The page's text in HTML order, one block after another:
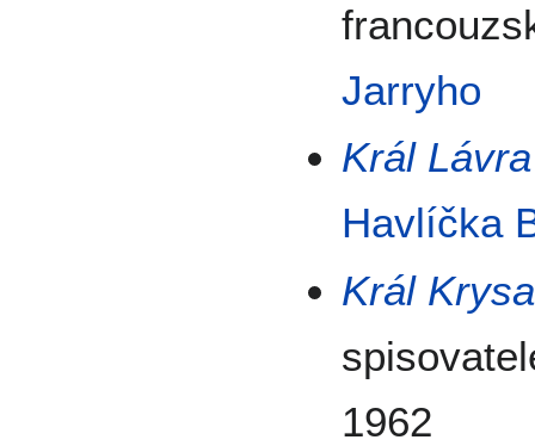
Jarryho
Král Lávra
Havlíčka
Král Krysa
1962